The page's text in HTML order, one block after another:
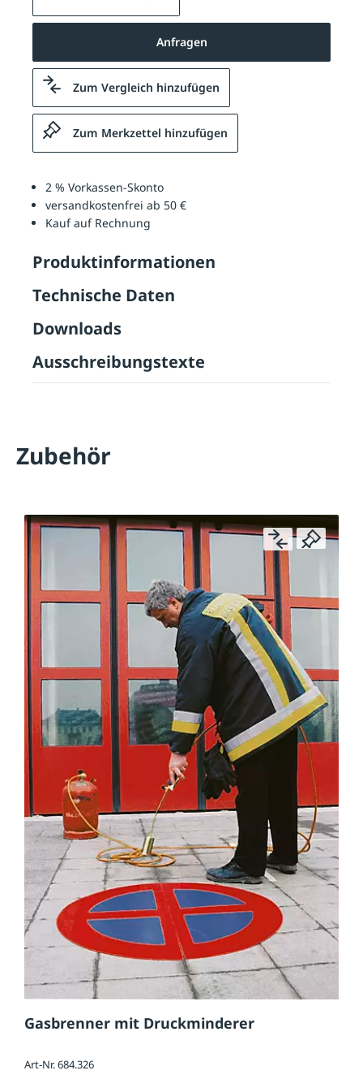
Anfragen
Zum Vergleich hinzufügen
Zum Merkzettel hinzufügen
2 % Vorkassen-Skonto
versandkostenfrei ab 50 €
Kauf auf Rechnung
Produktinformationen
Technische Daten
Downloads
Ausschreibungstexte
Zubehör
Gasbrenner mit Druckminderer
Art-Nr. 684.326